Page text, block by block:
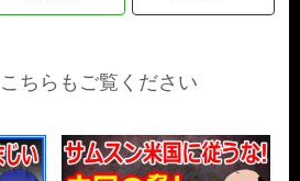
こちらもご覧ください